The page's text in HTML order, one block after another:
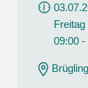
Freitag
09:00 -